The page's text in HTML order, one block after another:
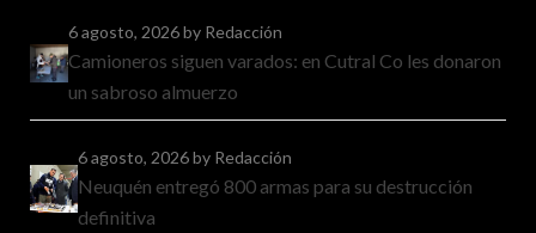
6 agosto, 2026by Redacción
Camioneros siguen varados: en Cutral Co les donaron
un sabroso almuerzo
6 agosto, 2026by Redacción
Neuquén entregó 800 armas para su destrucción
definitiva